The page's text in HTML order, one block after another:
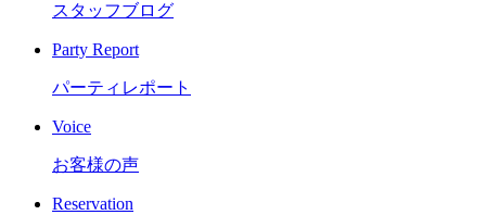
スタッフブログ
Party Report
パーティレポート
Voice
お客様の声
Reservation